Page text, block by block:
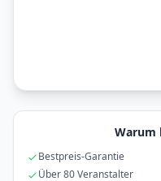
Warum
Bestpreis-Garantie
Über 80 Veranstalter